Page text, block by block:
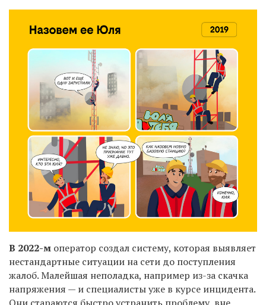
В 2022-м оператор создал систему, которая выявляет
нестандартные ситуации на сети до поступления
жалоб. Малейшая неполадка, например из-за скачка
напряжения — и специалисты уже в курсе инцидента.